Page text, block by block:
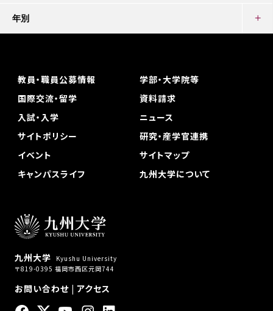
年別
九州大学
Kyushu University
〒819-0395 福岡市西区元岡744
お問い合わせ| アクセス
教員・職員公募情報
学部・大学院等
国際交流・留学
資料請求
入試・入学
ニュース
サイトポリシー
研究・産学官連携
イベント
サイトマップ
キャンパスライフ
九州大学について